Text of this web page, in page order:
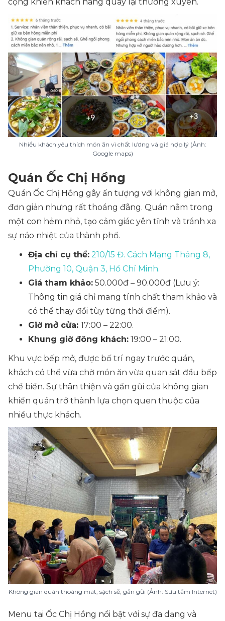
Nhiều khách yêu thích món ăn vì chất lương và giá hợp lý (Ảnh:
Google maps)
Quán Ốc Chị Hồng
Quán Ốc Chị Hồng gây ấn tượng với không gian mở,
đơn giản nhưng rất thoáng đãng. Quán nằm trong
một con hẻm nhỏ, tạo cảm giác yên tĩnh và tránh xa
sự náo nhiệt của thành phố.
Địa chỉ cụ thể: 210/15 Đ. Cách Mạng Tháng 8,
Phường 10, Quận 3, Hồ Chí Minh.
Giá tham khảo: 50.000đ – 90.000đ (Lưu ý:
Thông tin giá chỉ mang tính chất tham khảo và
có thể thay đổi tùy từng thời điểm).
Giờ mở cửa: 17:00 – 22:00.
Khung giờ đông khách: 19:00 – 21:00.
Khu vực bếp mở, được bố trí ngay trước quán,
khách có thể vừa chờ món ăn vừa quan sát đầu bếp
chế biến. Sự thân thiện và gần gũi của không gian
khiến quán trở thành lựa chọn quen thuộc của
nhiều thực khách.
Không gian quán thoáng mát, sạch sẽ, gần gũi (Ảnh: Sưu tầm Internet)
Menu tại Ốc Chị Hồng nổi bật với sự đa dạng và